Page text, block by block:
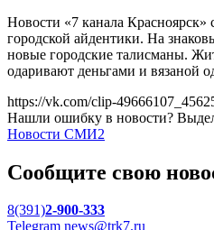
Новости «7 канала Красноярск»
городской айдентики. На
новые городские талисманы.
одаривают деньгами и вязаной
https://vk.com/clip-
Нашли ошибку в новости?
Новости СМИ2
Сообщите свою
8(391)2-900-333
Telegram news@trk7.ru